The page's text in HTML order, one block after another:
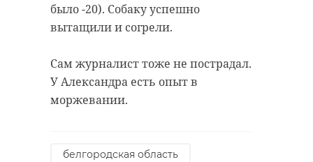
было -20). Собаку успешно
вытащили и согрели.
Сам журналист тоже не пострадал.
У Александра есть опыт в
моржевании.
белгородская область